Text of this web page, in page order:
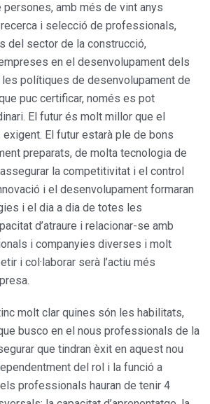
persones, amb més de vint anys
recerca i selecció de professionals,
del sector de la construcció,
en el desenvolupament dels
polítiques de desenvolupament de
puc certificar, només es pot
El futur és molt millor que el
El futur estarà ple de bons
preparats, de molta tecnologia de
la competitivitat i el control
i el desenvolupament formaran
i el dia a dia de totes les
d’atraure i relacionar-se amb
i companyies diverses i molt
i col·laborar serà l’actiu més
molt clar quines són les habilitats,
busco en el nous professionals de la
que tindran èxit en aquest nou
del rol i la funció a
professionals hauran de tenir 4